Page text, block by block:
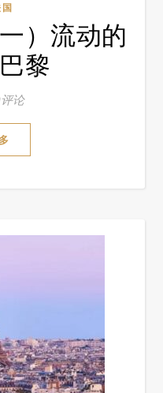
）流动的
黎
论